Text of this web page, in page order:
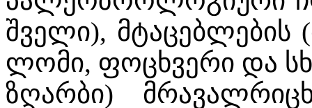
შველი), მტაცებლების
ლომი, ფოცხვერი და
ზღარბი)